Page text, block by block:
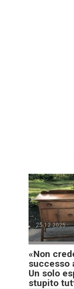
25.12.2025
«Non
successo
Un solo
stupito